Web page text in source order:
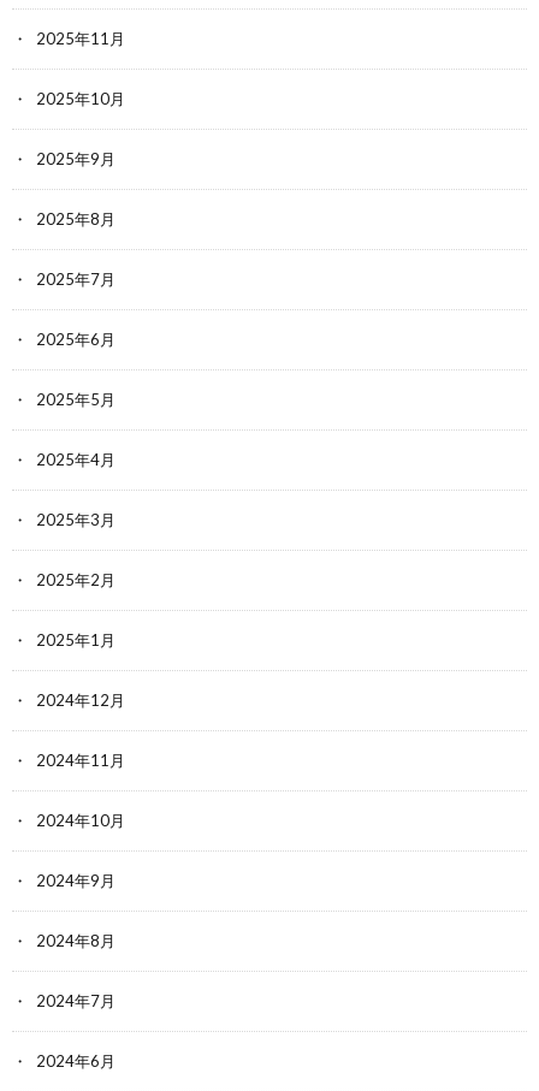
2025年11月
2025年10月
2025年9月
2025年8月
2025年7月
2025年6月
2025年5月
2025年4月
2025年3月
2025年2月
2025年1月
2024年12月
2024年11月
2024年10月
2024年9月
2024年8月
2024年7月
2024年6月